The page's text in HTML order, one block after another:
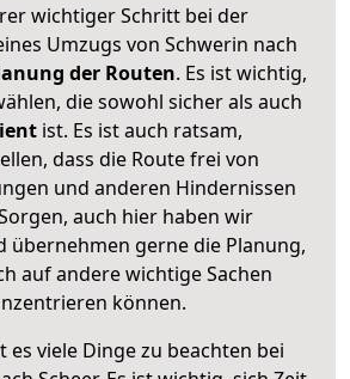
wichtiger Schritt bei der
Umzugs von Schwerin nach
der Routen. Es ist wichtig,
die sowohl sicher als auch
ist. Es ist auch ratsam,
dass die Route frei von
und anderen Hindernissen
auch hier haben wir
übernehmen gerne die Planung,
auf andere wichtige Sachen
können.
es viele Dinge zu beachten bei